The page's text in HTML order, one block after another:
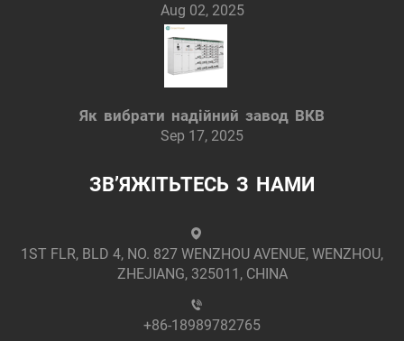
Aug 02, 2025
Як вибрати надійний завод ВКВ
Sep 17, 2025
ЗВ’ЯЖІТЬТЕСЬ З НАМИ
1ST FLR, BLD 4, NO. 827 WENZHOU AVENUE, WENZHOU,
ZHEJIANG, 325011, CHINA
+86-18989782765